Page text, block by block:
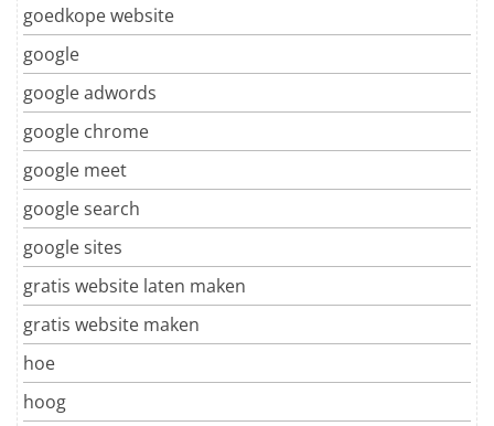
goedkope website
google
google adwords
google chrome
google meet
google search
google sites
gratis website laten maken
gratis website maken
hoe
hoog